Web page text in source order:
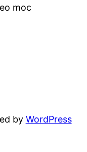
moc
by WordPress